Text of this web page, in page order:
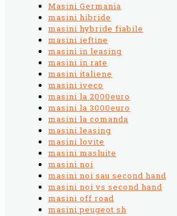
Masini Germania
masini hibride
masini hybride fiabile
masini ieftine
masini in leasing
masini in rate
masini italiene
masini iveco
masini la 2000euro
masini la 3000euro
masini la comanda
masini leasing
masini lovite
masini masluite
masini noi
masini noi sau second hand
masini noi vs second hand
masini off road
masini peugeot sh